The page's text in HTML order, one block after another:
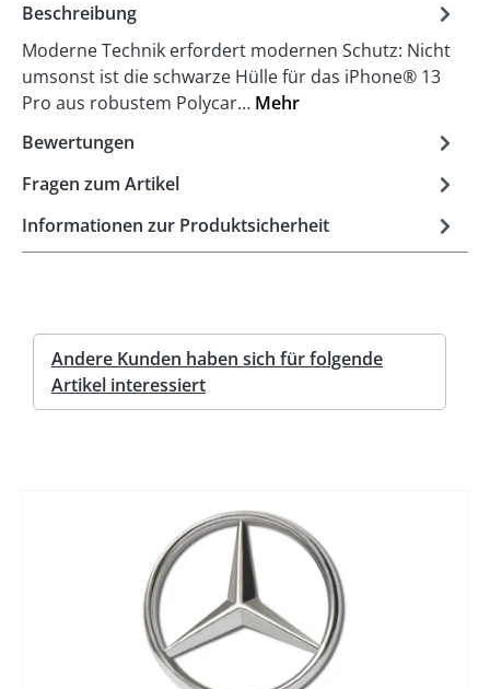
Beschreibung
Moderne Technik erfordert modernen Schutz: Nicht
umsonst ist die schwarze Hülle für das iPhone® 13
Pro aus robustem Polycar… Mehr
Bewertungen
Fragen zum Artikel
Informationen zur Produktsicherheit
Andere Kunden haben sich für folgende
Artikel interessiert